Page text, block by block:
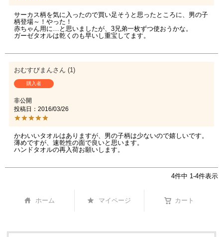
サーカス柄を気に入ったので買い足そうと思ったところに、男の子
柄登場～！やった！
赤ちゃん用に…と思いましたが、3兄弟一枚ずつ使おうかな。
ガーゼタオルは乾くのも早いし重宝してます。
おむすびまん 1
購入者
非公開
投稿日
2016/03/26
かわいいタオルはありますが、男の子柄は少ないので嬉しいです。
薄めですが、速乾性の面で良いと思います。
ハンドタオルの再入荷お願いします。
4件中 1-4件表示
ホーム マイページ カート